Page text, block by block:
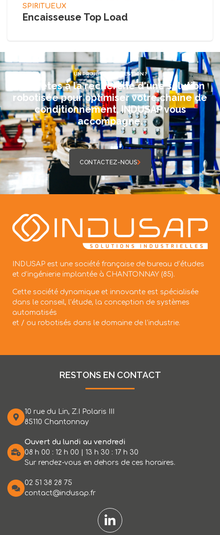
SPIRITUEUX
Encaisseuse Top Load
UN PROJET, UNE QUESTION ?
Vous êtes à la recherche d'une solution
robotisée pour optimiser votre chaîne de
conditionnement, INDUSAP vous
accompagne.
CONTACTEZ-NOUS
INDUSAP est une société française de bureau d’études
et d’ingénierie implantée à CHANTONNAY (85).
Cette société dynamique et innovante est spécialisée
dans le conseil, l’étude, la conception de systèmes
automatisés
et / ou robotisés dans le domaine de l’industrie.
RESTONS EN CONTACT
10 rue du Lin, Z.I Polaris III
85110 Chantonnay
Ouvert du lundi au vendredi
08 h 00 : 12 h 00 | 13 h 30 : 17 h 30
Sur rendez-vous en dehors de ces horaires.
02 51 38 28 75
contact@indusap.fr